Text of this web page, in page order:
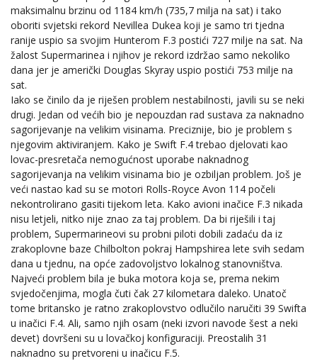
maksimalnu brzinu od 1184 km/h (735,7 milja na sat) i tako
oboriti svjetski rekord Nevillea Dukea koji je samo tri tjedna
ranije uspio sa svojim Hunterom F.3 postići 727 milje na sat. Na
žalost Supermarinea i njihov je rekord izdržao samo nekoliko
dana jer je američki Douglas Skyray uspio postići 753 milje na
sat.
Iako se činilo da je riješen problem nestabilnosti, javili su se neki
drugi. Jedan od većih bio je nepouzdan rad sustava za naknadno
sagorijevanje na velikim visinama. Preciznije, bio je problem s
njegovim aktiviranjem. Kako je Swift F.4 trebao djelovati kao
lovac-presretača nemogućnost uporabe naknadnog
sagorijevanja na velikim visinama bio je ozbiljan problem. Još je
veći nastao kad su se motori Rolls-Royce Avon 114 počeli
nekontrolirano gasiti tijekom leta. Kako avioni inačice F.3 nikada
nisu letjeli, nitko nije znao za taj problem. Da bi riješili i taj
problem, Supermarineovi su probni piloti dobili zadaću da iz
zrakoplovne baze Chilbolton pokraj Hampshirea lete svih sedam
dana u tjednu, na opće zadovoljstvo lokalnog stanovništva.
Najveći problem bila je buka motora koja se, prema nekim
svjedočenjima, mogla čuti čak 27 kilometara daleko. Unatoč
tome britansko je ratno zrakoplovstvo odlučilo naručiti 39 Swifta
u inačici F.4. Ali, samo njih osam (neki izvori navode šest a neki
devet) dovršeni su u lovačkoj konfiguraciji. Preostalih 31
naknadno su pretvoreni u inačicu F.5.